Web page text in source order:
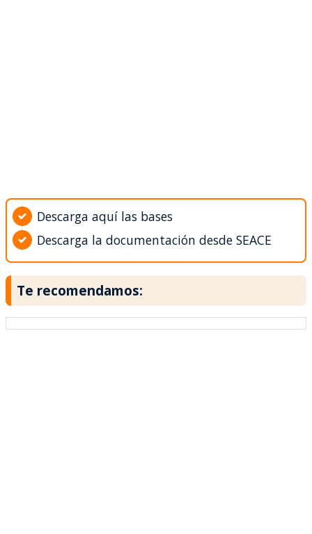
Descarga aquí las bases
Descarga la documentación desde SEACE
Te recomendamos: